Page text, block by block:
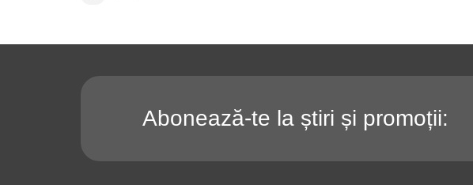
Abonează-te la știri și promoții: